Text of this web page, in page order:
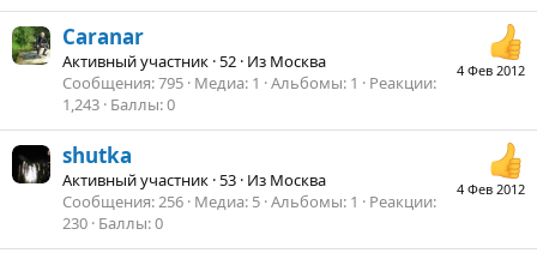
4 Фев 2012
Caranar
Активный участник ·52 · Из Москва
Сообщения 795 Медиа 1 Альбомы 1
Реакции
1,243 Баллы 0
4 Фев 2012
shutka
Активный участник ·53 · Из Москва
Сообщения 256 Медиа 5 Альбомы 1
Реакции
230 Баллы 0